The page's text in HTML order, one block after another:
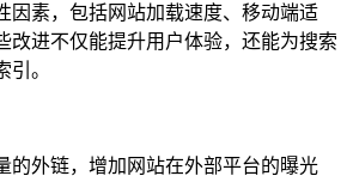
因素，包括网站加载速度、移动端适
改进不仅能提升用户体验，还能为搜索
。
的外链，增加网站在外部平台的曝光